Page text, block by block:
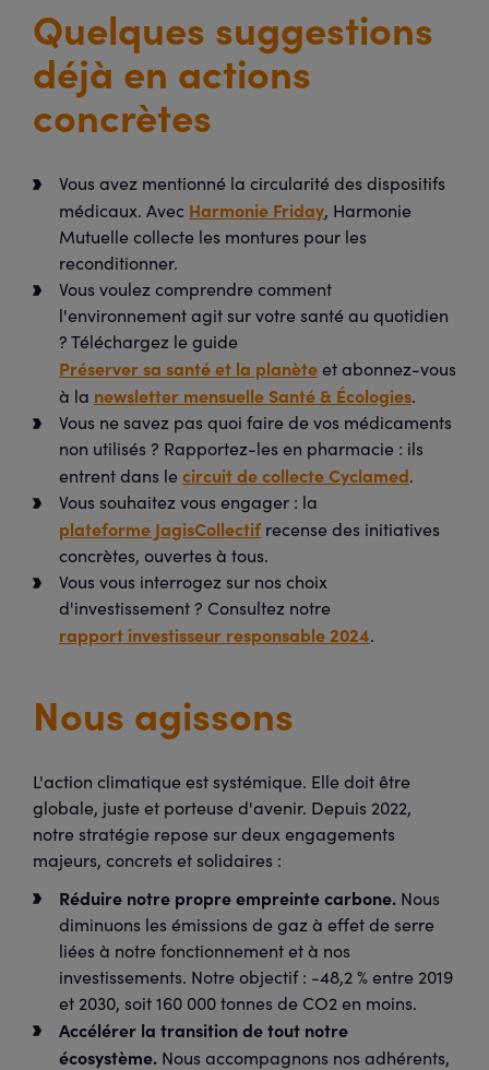
Quelques suggestions
déjà en actions
concrètes
Vous avez mentionné la circularité des dispositifs
médicaux. Avec Harmonie Friday, Harmonie
Mutuelle collecte les montures pour les
reconditionner.
Vous voulez comprendre comment
l'environnement agit sur votre santé au quotidien
? Téléchargez le guide
Préserver sa santé et la planèteet abonnez-vous
à la newsletter mensuelle Santé & Écologies.
Vous ne savez pas quoi faire de vos médicaments
non utilisés ? Rapportez-les en pharmacie : ils
entrent dans lecircuit de collecte Cyclamed.
Vous souhaitez vous engager : la
plateforme JagisCollectif recense des initiatives
concrètes, ouvertes à tous.
Vous vous interrogez sur nos choix
d'investissement ? Consultez notre
rapport investisseur responsable 2024.
Nous agissons
L'action climatique est systémique. Elle doit être
globale, juste et porteuse d'avenir. Depuis 2022,
notre stratégie repose sur deux engagements
majeurs, concrets et solidaires :
Réduire notre propre empreinte carbone. Nous
diminuons les émissions de gaz à effet de serre
liées à notre fonctionnement et à nos
investissements. Notre objectif : -48,2 % entre 2019
et 2030, soit 160 000 tonnes de CO2 en moins.
Accélérer la transition de tout notre
écosystème. Nous accompagnons nos adhérents,